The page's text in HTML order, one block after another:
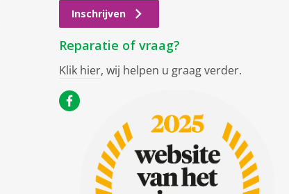
Inschrijven
Reparatie of vraag?
Klik hier, wij helpen u graag verder.